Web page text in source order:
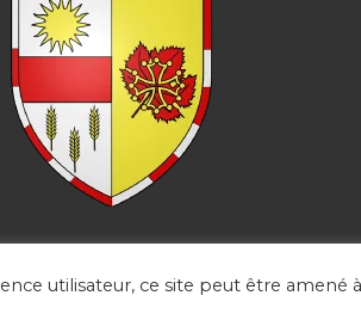
utilisateur, ce site peut être amené